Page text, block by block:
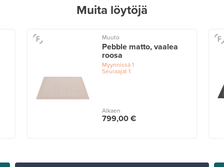
Muita löytöjä
Muuto
Pebble matto, vaalea
roosa
Myynnissä1
Seuraajat1
Alkaen
799,00 €